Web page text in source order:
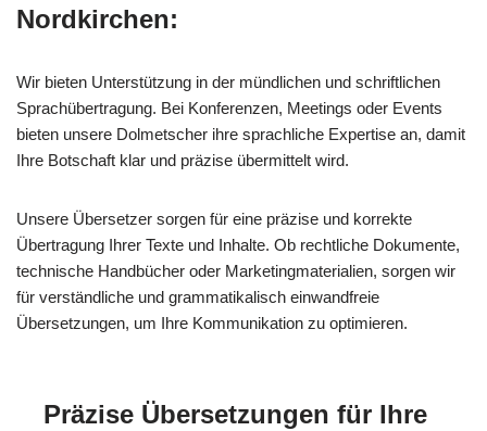
Nordkirchen:
Wir bieten Unterstützung in der mündlichen und schriftlichen
Sprachübertragung. Bei Konferenzen, Meetings oder Events
bieten unsere Dolmetscher ihre sprachliche Expertise an, damit
Ihre Botschaft klar und präzise übermittelt wird.
Unsere Übersetzer sorgen für eine präzise und korrekte
Übertragung Ihrer Texte und Inhalte. Ob rechtliche Dokumente,
technische Handbücher oder Marketingmaterialien, sorgen wir
für verständliche und grammatikalisch einwandfreie
Übersetzungen, um Ihre Kommunikation zu optimieren.
Präzise Übersetzungen für Ihre